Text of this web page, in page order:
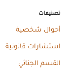
تصنيفات
أحوال شخصية
استشارات قانونية
القسم الجنائي